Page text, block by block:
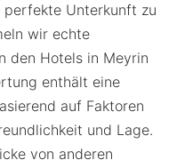
perfekte Unterkunft zu
wir echte
den Hotels in Meyrin
enthält eine
auf Faktoren
und Lage.
von anderen